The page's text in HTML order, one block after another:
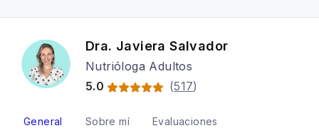
Dra. Javiera Salvador
Nutrióloga Adultos
5.0
(517)
General Sobre mí Evaluaciones